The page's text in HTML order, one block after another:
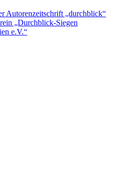
„durchblick“
„Durchblick-Siegen
e.V.“